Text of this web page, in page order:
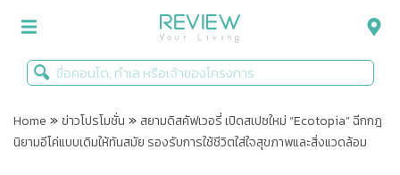
รีวิวคอนโด
Home »ข่าวโปรโมชั่น » สยามดิสคัฟเวอรี่ เปิดสเปซใหม่ “Ecotopia” ฉีกกฎ
นิยามอีโค่แบบเดิมให้ทันสมัย รองรับการใช้ชีวิตใส่ใจสุขภาพและสิ่งแวดล้อม